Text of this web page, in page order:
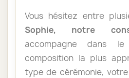
Vous hésitez entre
Sophie, notre
accompagne dans
composition la plus
type de cérémonie,